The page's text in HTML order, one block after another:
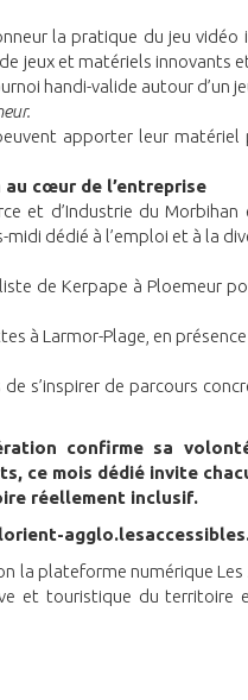
la pratique du jeu vidéo
jeux et matériels innovants
handi-valide autour d’un
apporter leur
au cœur de l’entreprise
et d’Industrie du Morbihan
dédié à l’emploi et à la
de Kerpape à Ploemeur
à Larmor-Plage, en
s’inspirer de parcours
confirme sa
ce mois dédié invite
réellement inclusif.
la plateforme numérique
et touristique du territoire